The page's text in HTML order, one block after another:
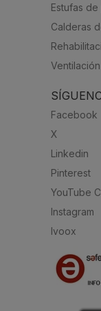
Estufas
Calderas
Facebook
X
Linkedin
Pinterest
YouTube
Instagram
Ivoox